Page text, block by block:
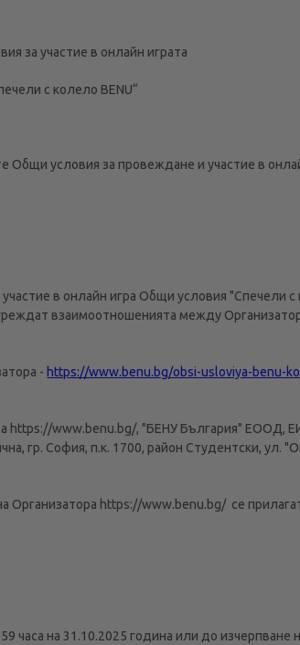
за участие в онлайн играта
с колело BENU“
Общи условия за провеждане и участие в
в онлайн игра Общи условия "Спечели с
взаимоотношенията между
- https://www.benu.bg/obsi-usloviya-benu-
https://www.benu.bg/, "БЕНУ България" ЕООД,
гр. София, п.к. 1700, район Студентски, ул.
Организатора https://www.benu.bg/ се
часа на 31.10.2025 година или до изчерпване